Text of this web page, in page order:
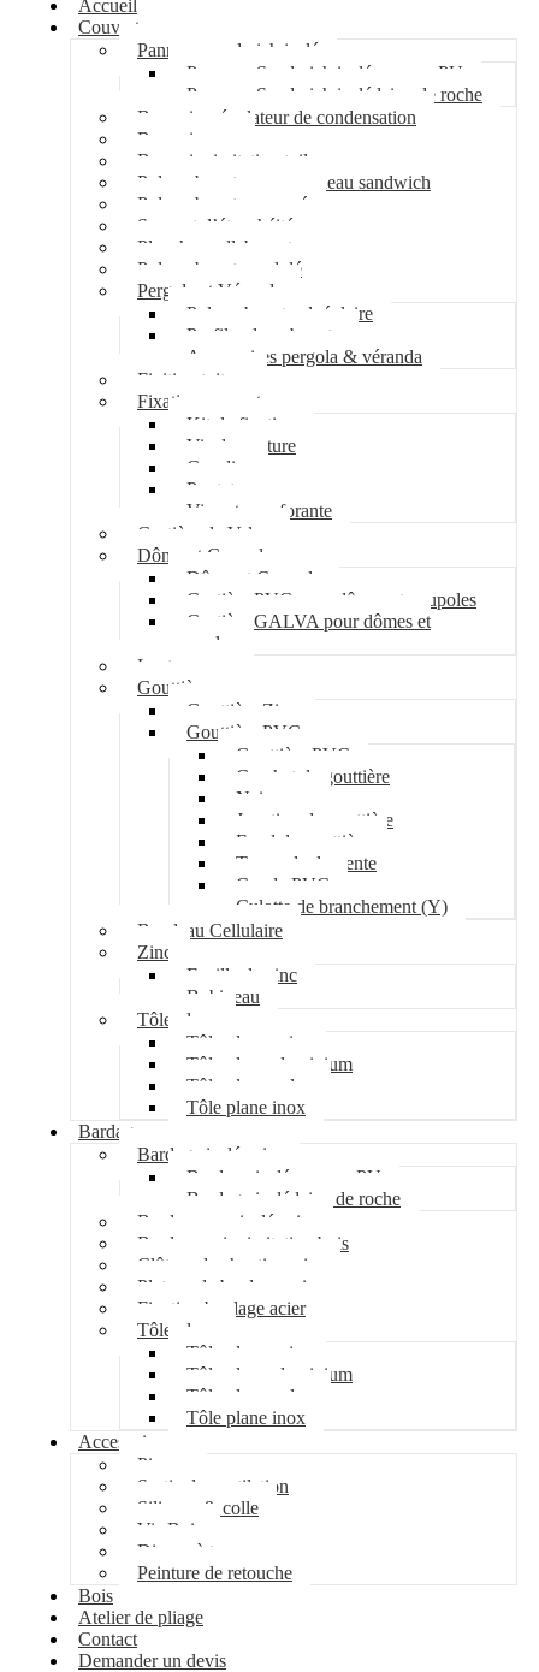
Accueil
Couverture
Panneau sandwich isolé
Panneau Sandwich isolé mousse PU
Panneau Sandwich isolé laine de roche
Bac acier régulateur de condensation
Bac acier sec
Bac acier imitation tuile
Polycarbonate pour panneau sandwich
Polycarbonate nervuré
Support d’étanchéité
Plancher collaborant
Polycarbonate ondulé
Pergola et Véranda
Polycarbonate alvéolaire
Profil polycarbonate
Accessoires pergola & véranda
Finition toiture
Fixation couverture
Kit de fixation
Vis de couture
Cavalier
Pontet
Vis auto-perforante
Costière de Velux
Dôme et Coupole
Dôme et Coupole
Costière PVC pour dômes et coupoles
Costière GALVA pour dômes et
coupoles
Lanterneau
Gouttière
Gouttière Zinc
Gouttière PVC
Gouttière PVC
Crochet de gouttière
Naissance
Jonction de gouttière
Fond de gouttière
Tuyau de descente
Coude PVC
Culotte de branchement (Y)
Bandeau Cellulaire
Zinc
Feuille de zinc
Bobineau
Tôle plane
Tôle plane acier
Tôle plane aluminium
Tôle plane galva
Tôle plane inox
Bardage
Bardage isolé acier
Bardage isolé mousse PU
Bardage isolé laine de roche
Bardage non isolé acier
Bardage acier imitation bois
Clôture de chantier acier
Plateau de bardage acier
Fixation bardage acier
Tôle plane
Tôle plane acier
Tôle plane aluminium
Tôle plane galva
Tôle plane inox
Accessoires
Pipeco
Sortie de ventilation
Silicone & colle
Vis Bois
Disque à tronçonner
Peinture de retouche
Bois
Atelier de pliage
Contact
Demander un devis